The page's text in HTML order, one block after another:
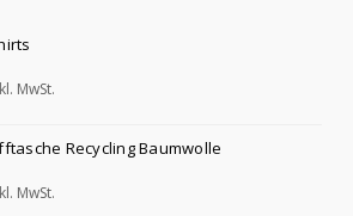
MwSt.
Recycling Baumwolle
MwSt.